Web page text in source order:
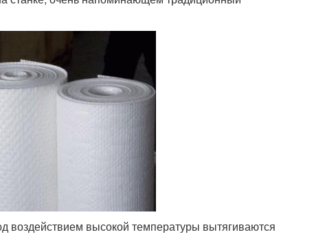
воздействием высокой температуры вытягиваются